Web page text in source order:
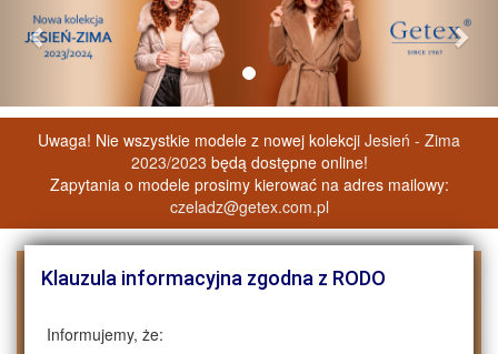
Uwaga! Nie wszystkie modele z nowej kolekcji Jesień - Zima
2023/2023 będą dostępne online!
Zapytania o modele prosimy kierować na adres mailowy:
czeladz@getex.com.pl
Klauzula informacyjna zgodna z RODO
Informujemy, że: